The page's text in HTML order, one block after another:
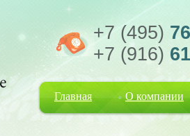
+7 (495)
+7 (916)
Главная О компании